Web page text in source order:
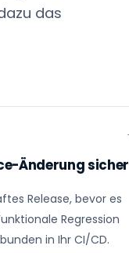
das
Änderung sicher
Release, bevor es
Regression
in Ihr CI/CD.